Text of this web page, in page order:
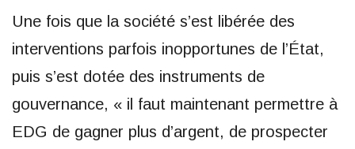
Une fois que la société s’est libérée des
interventions parfois inopportunes de l’État,
puis s’est dotée des instruments de
gouvernance, « il faut maintenant permettre à
EDG de gagner plus d’argent, de prospecter